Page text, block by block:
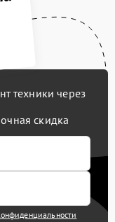
техники через
скидка